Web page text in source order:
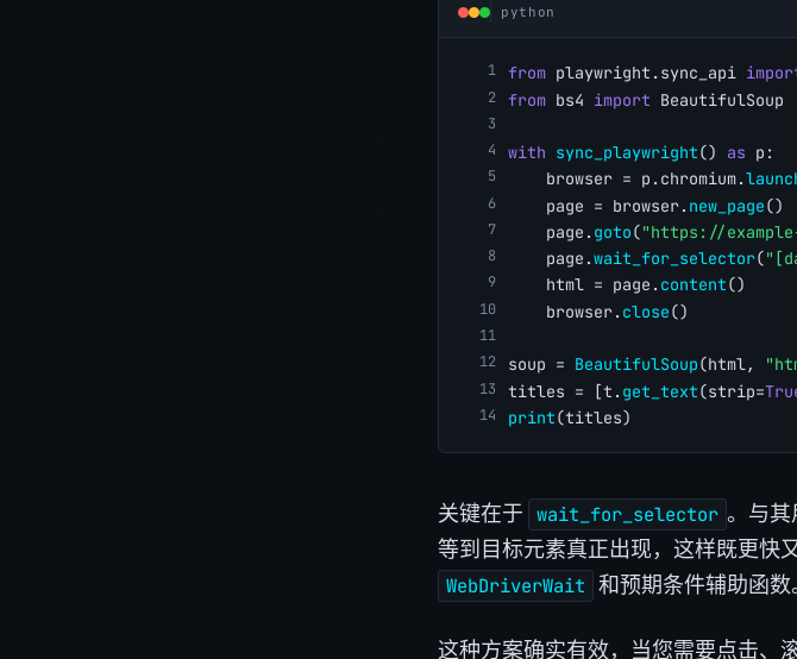
python
from playwright.sync_api
from bs4 import BeautifulSoup
with sync_playwright() as p:
    browser = p.chromium.
    page = browser.
new_page()
    page.
goto("https://example-
    page.
wait_for_selector(
    html = page.
content()
    browser.
close()
soup = BeautifulSoup(html,
titles = [t. get_text(strip=
print(titles)
关键在于 wait_for_selector 。与其
等到目标元素真正出现，这样既更快
WebDriverWait 和预期条件辅助函数
这种方案确实有效，当您需要点击、